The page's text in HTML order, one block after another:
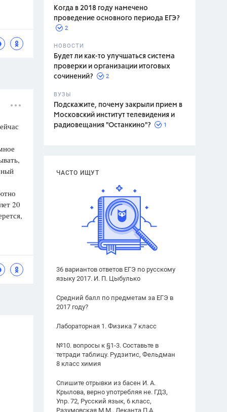
Когда в 2018 году намечено
проведение основного периода ЕГЭ?
2
НОВОСТИ
Будет ли как-то улучшаться система
проверки и организации итоговых
сочинений?
2
ВУЗЫ
Подскажите, почему закрыли прием в
Московский институт телевидения и
радиовещания "Останкино"?
1
ЧАСТО ИЩУТ
36 вариантов ответов ЕГЭ по русскому
языку 2017. И. П. Цыбулько
Средний балл по предметам за ЕГЭ в
2017 году?
Лабораторная 1. Физика 7 класс
№10. вопросы к §1-3. Составьте в
тетради таблицу. Рудзитис, Фельдман
8 класс химия
Спишите отрывки из басен И. А.
Крылова, верно употребляя не. ГДЗ,
Упр. 72, Русский язык, 6 класс,
Разумовская М.М., Леканта П.А.
20